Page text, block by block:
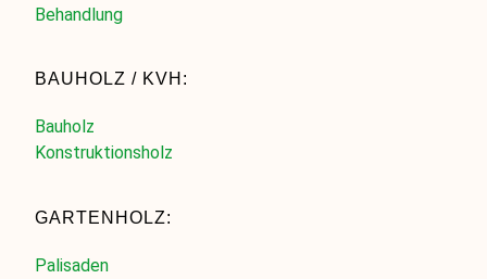
Behandlung
BAUHOLZ / KVH:
Bauholz
Konstruktionsholz
GARTENHOLZ:
Palisaden